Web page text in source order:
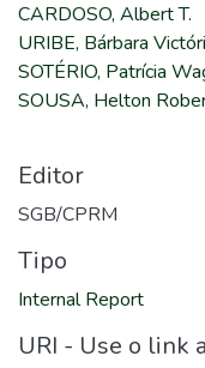
CARDOSO, Albert T.
URIBE, Bárbara
SOTÉRIO, Patrícia
SOUSA, Helton
Editor
SGB/CPRM
Tipo
Internal Report
URI - Use o link